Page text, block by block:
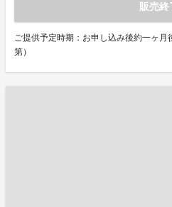
販売終
ご提供予定時期：お申し込み後約一ヶ月
第）